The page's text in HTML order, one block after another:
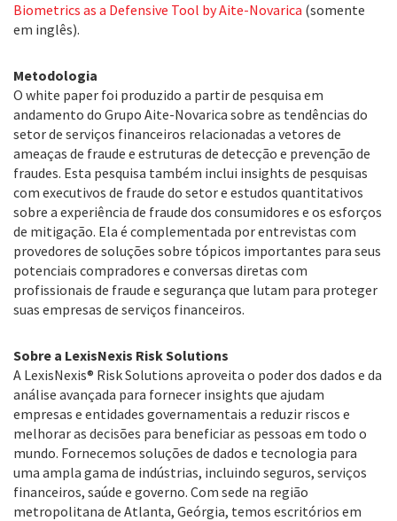
Biometrics as a Defensive Tool by Aite-Novarica (somente
em inglês).
Metodologia
O white paper foi produzido a partir de pesquisa em
andamento do Grupo Aite-Novarica sobre as tendências do
setor de serviços financeiros relacionadas a vetores de
ameaças de fraude e estruturas de detecção e prevenção de
fraudes. Esta pesquisa também inclui insights de pesquisas
com executivos de fraude do setor e estudos quantitativos
sobre a experiência de fraude dos consumidores e os esforços
de mitigação. Ela é complementada por entrevistas com
provedores de soluções sobre tópicos importantes para seus
potenciais compradores e conversas diretas com
profissionais de fraude e segurança que lutam para proteger
suas empresas de serviços financeiros.
Sobre a LexisNexis Risk Solutions
A LexisNexis® Risk Solutions aproveita o poder dos dados e da
análise avançada para fornecer insights que ajudam
empresas e entidades governamentais a reduzir riscos e
melhorar as decisões para beneficiar as pessoas em todo o
mundo. Fornecemos soluções de dados e tecnologia para
uma ampla gama de indústrias, incluindo seguros, serviços
financeiros, saúde e governo. Com sede na região
metropolitana de Atlanta, Geórgia, temos escritórios em